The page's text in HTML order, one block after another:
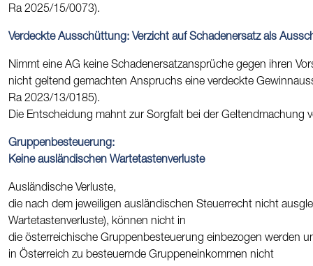
Ra 2025/15/0073).
Verdeckte Ausschüttung: Verzicht auf Schadenersatz als
Nimmt eine AG keine Schadenersatzansprüche gegen ihren
nicht geltend gemachten Anspruchs eine verdeckte
Ra 2023/13/0185).
Die Entscheidung mahnt zur Sorgfalt bei der Geltendmachung
Gruppenbesteuerung:
Keine ausländischen Wartetastenverluste
Ausländische Verluste,
die nach dem jeweiligen ausländischen Steuerrecht nicht
Wartetastenverluste), können nicht in
die österreichische Gruppenbesteuerung einbezogen werden
in Österreich zu besteuernde Gruppeneinkommen nicht